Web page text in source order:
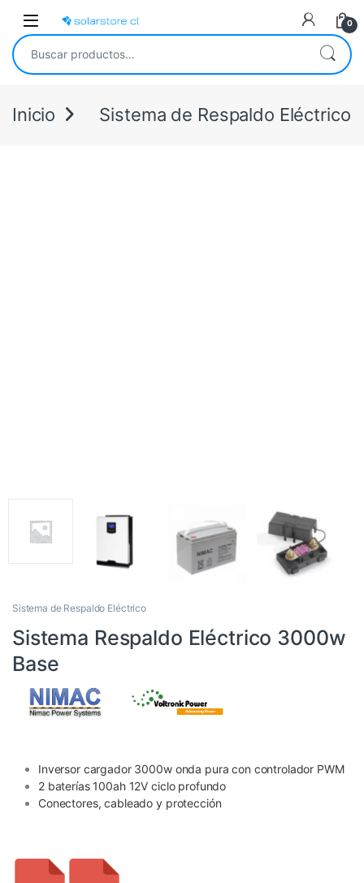
Open 0
Buscar por:
Inicio Sistema de Respaldo Eléctrico
Sistema de Respaldo Eléctrico
Sistema Respaldo Eléctrico 3000w
Base
Inversor cargador 3000w onda pura con controlador PWM
2 baterías 100ah 12V ciclo profundo
Conectores, cableado y protección